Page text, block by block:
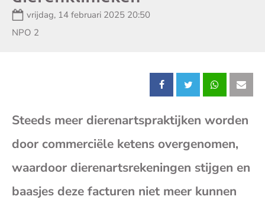
Datum:
vrijdag, 14 februari 2025 20:50
Zender:
NPO 2
Deel
dit
bericht
op
Deel
dit
op
Deel
dit
bericht
op
dit
Steeds meer dierenartspraktijken worden
door commerciële ketens overgenomen,
waardoor dierenartsrekeningen stijgen en
baasjes deze facturen niet meer kunnen